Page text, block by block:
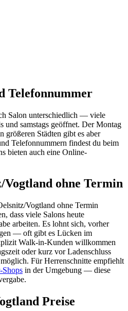
Telefonnummer
Salon unterschiedlich — viele
und samstags geöffnet. Der Montag
größeren Städten gibt es aber
Telefonnummern findest du beim
bieten auch eine Online-
ohne Termin
Vogtland ohne Termin
dass viele Salons heute
arbeiten. Es lohnt sich, vorher
— oft gibt es Lücken im
Walk-in-Kunden willkommen
oder kurz vor Ladenschluss
Für Herrenschnitte empfiehlt
Shops in der Umgebung — diese
Preise